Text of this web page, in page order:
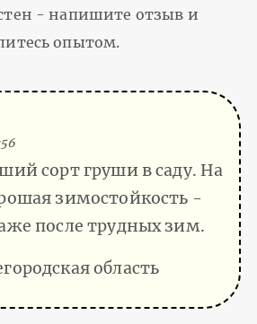
- напишите отзыв и
опытом.
сорт груши в саду. На
зимостойкость -
после трудных зим.
область